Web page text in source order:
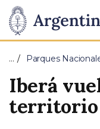
Presidencia
de
la
Nación
Pasar al contenido
… Parques
Iberá
territorio